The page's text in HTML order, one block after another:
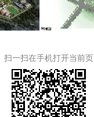
扫一扫在手机打开当前页